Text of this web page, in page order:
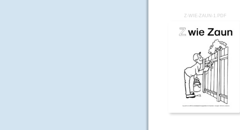
Z-WIE-ZAUN-1.PDF